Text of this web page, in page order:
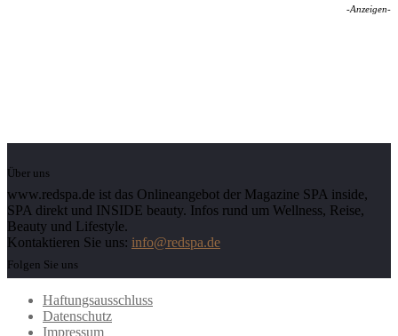
-Anzeigen-
Über uns
www.redspa.de ist das Onlineangebot der Magazine SPA inside,
SPA direkt und INSIDE beauty. Infos rund um Wellness, Reise,
Beauty und Lifestyle.
Kontaktieren Sie uns: info@redspa.de
Folgen Sie uns
Haftungsausschluss
Datenschutz
Impressum